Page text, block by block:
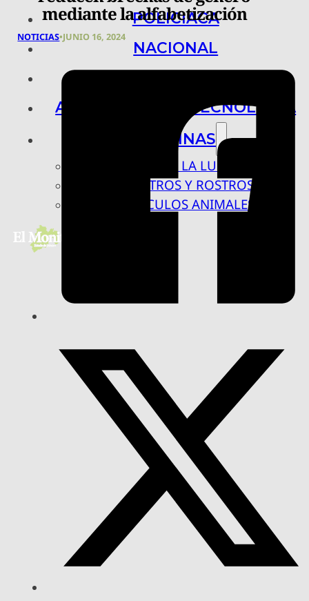
POLICIACA
NACIONAL
ARTE, CIENCIA Y TECNOLOGÍA
COLUMNAS
BAJO LA LUPA
RASTROS Y ROSTROS
VÍNCULOS ANIMALES
mediante la alfabetización
NOTICIAS•JUNIO 16, 2024